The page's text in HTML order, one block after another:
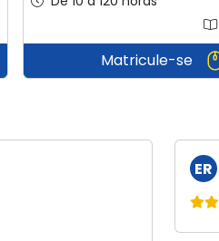
Matricule-se
ER